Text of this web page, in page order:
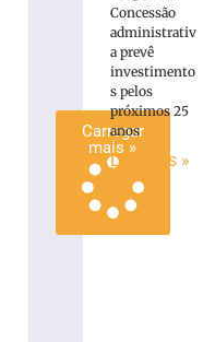
Carregar
mais »
Concessão
administrativ
a prevê
investimento
s pelos
próximos 25
anos
Ler mais »